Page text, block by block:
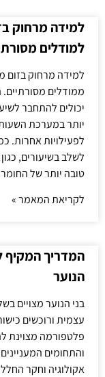
למידה מרחוק
למודלים
למידה מרחוק בזום
ממודלים מסורתיים.
יכולים להתחבר
יותר במערכת
לפעילויות אחרות.
לשלב בשיעורים,
טובה יותר של
לקריאת המאמר »
המדריך המקיף
הנוער
בני הנוער מצויים
עצמית ורוכשים
פלטפורמה מצוינת
והתחומים
אקולוגיה וחקר